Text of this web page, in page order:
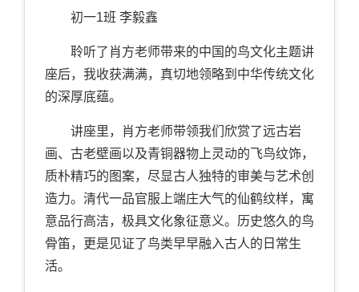
初一1班 李毅鑫
聆听了肖方老师带来的中国的鸟文化主题讲
座后，我收获满满，真切地领略到中华传统文化
的深厚底蕴。
讲座里，肖方老师带领我们欣赏了远古岩
画、古老壁画以及青铜器物上灵动的飞鸟纹饰，
质朴精巧的图案，尽显古人独特的审美与艺术创
造力。清代一品官服上端庄大气的仙鹤纹样，寓
意品行高洁，极具文化象征意义。历史悠久的鸟
骨笛，更是见证了鸟类早早融入古人的日常生
活。